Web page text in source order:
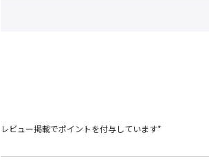
レビュー掲載でポイントを付与しています*